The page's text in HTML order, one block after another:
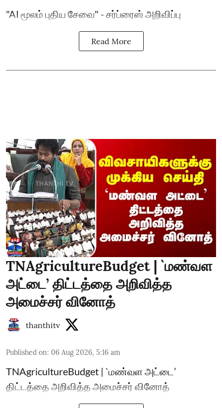
"AI மூலம் புதிய சேவை" - சர்ப்ரைஸ் அறிவிப்பு
Read More
TNAgricultureBudget | `மண்வள
அட்டை’ திட்டத்தை அறிவித்த
அமைச்சர் வினோத்
thanthitv
Published on: 06 Aug 2026, 5:16 am
TNAgricultureBudget | `மண்வள அட்டை’
திட்டத்தை அறிவித்த அமைச்சர் வினோத்